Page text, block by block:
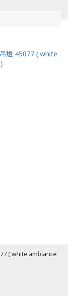
( white ambiance